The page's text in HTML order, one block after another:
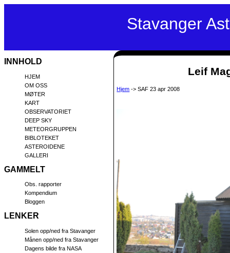
Stavanger
INNHOLD
HJEM
OM OSS
MØTER
KART
OBSERVATORIET
DEEP SKY
METEORGRUPPEN
BIBLOTEKET
ASTEROIDENE
GALLERI
GAMMELT
Obs. rapporter
Kompendium
Bloggen
LENKER
Solen opp/ned fra Stavanger
Månen opp/ned fra Stavanger
Dagens bilde fra NASA
Leif
Hjem -> SAF 23 apr 2008